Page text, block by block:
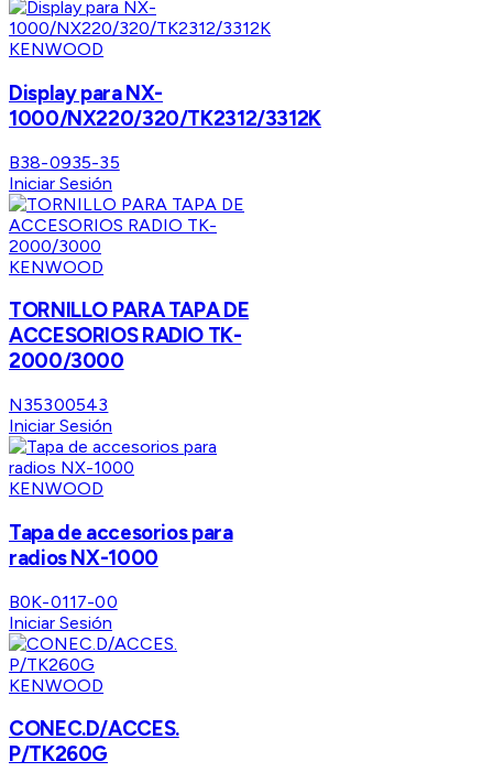
KENWOOD
Display para NX-
1000/NX220/320/TK2312/3312K
B38-0935-35
Iniciar Sesión
KENWOOD
TORNILLO PARA TAPA DE
ACCESORIOS RADIO TK-
2000/3000
N35300543
Iniciar Sesión
KENWOOD
Tapa de accesorios para
radios NX-1000
B0K-0117-00
Iniciar Sesión
KENWOOD
CONEC.D/ACCES.
P/TK260G